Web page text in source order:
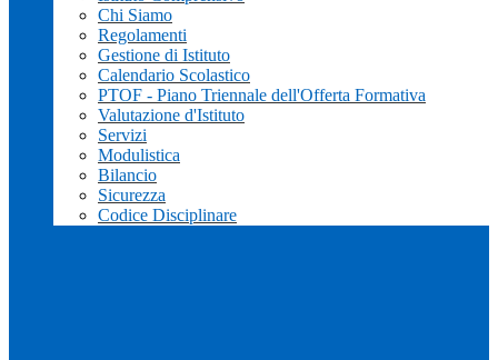
Chi Siamo
Regolamenti
Gestione di Istituto
Calendario Scolastico
PTOF - Piano Triennale dell'Offerta Formativa
Valutazione d'Istituto
Servizi
Modulistica
Bilancio
Sicurezza
Codice Disciplinare